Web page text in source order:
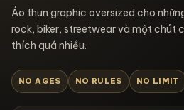
Áo thun graphic oversized cho
rock, biker, streetwear và một chút
thích quá nhiều.
NO AGES NO RULES NO LIMIT